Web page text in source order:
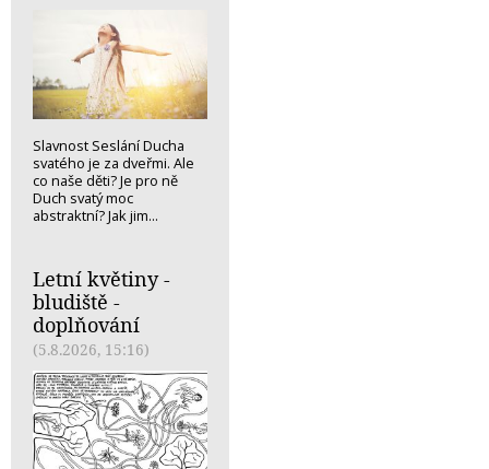
Slavnost Seslání Ducha
svatého je za dveřmi. Ale
co naše děti? Je pro ně
Duch svatý moc
abstraktní? Jak jim...
Letní květiny -
bludiště -
doplňování
(5.8.2026, 15:16)